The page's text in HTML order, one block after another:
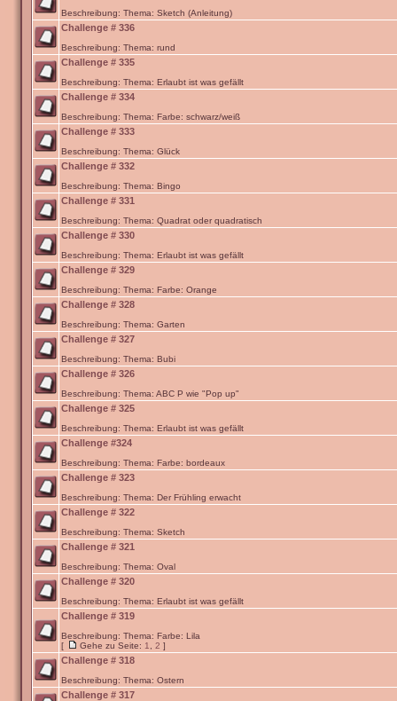
Beschreibung: Thema: Sketch (Anleitung)
Challenge # 336
Beschreibung: Thema: rund
Challenge # 335
Beschreibung: Thema: Erlaubt ist was gefällt
Challenge # 334
Beschreibung: Thema: Farbe: schwarz/weiß
Challenge # 333
Beschreibung: Thema: Glück
Challenge # 332
Beschreibung: Thema: Bingo
Challenge # 331
Beschreibung: Thema: Quadrat oder quadratisch
Challenge # 330
Beschreibung: Thema: Erlaubt ist was gefällt
Challenge # 329
Beschreibung: Thema: Farbe: Orange
Challenge # 328
Beschreibung: Thema: Garten
Challenge # 327
Beschreibung: Thema: Bubi
Challenge # 326
Beschreibung: Thema: ABC P wie "Pop up"
Challenge # 325
Beschreibung: Thema: Erlaubt ist was gefällt
Challenge #324
Beschreibung: Thema: Farbe: bordeaux
Challenge # 323
Beschreibung: Thema: Der Frühling erwacht
Challenge # 322
Beschreibung: Thema: Sketch
Challenge # 321
Beschreibung: Thema: Oval
Challenge # 320
Beschreibung: Thema: Erlaubt ist was gefällt
Challenge # 319
Beschreibung: Thema: Farbe: Lila
[
Gehe zu Seite: 1 2 ]
Challenge # 318
Beschreibung: Thema: Ostern
Challenge # 317